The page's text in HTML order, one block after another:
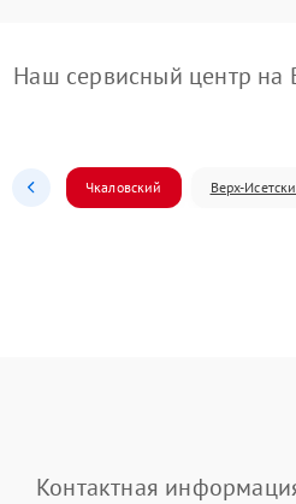
Наш сервисный центр на
Чкаловский Верх-
Контактная